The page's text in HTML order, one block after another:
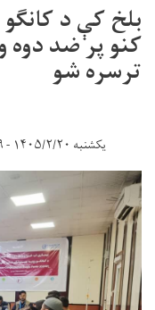
بلخ کې د
کنو پر ضد
ترسره شو
یکشنبه ۱۴۰۵/۲/۲۰ - ۱۴:۵۹